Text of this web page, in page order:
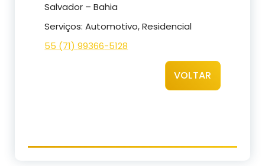
Salvador – Bahia
Serviços: Automotivo, Residencial
55 (71)99366-5128
VOLTAR